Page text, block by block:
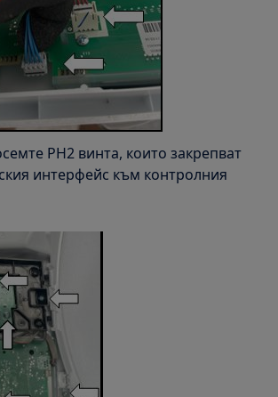
PH2 винта, които закрепват
интерфейс към контролния